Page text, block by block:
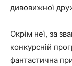
дивовижної
Окрім неї, за
конкурсній
фантастична